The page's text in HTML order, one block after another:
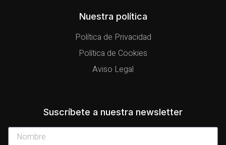
Nuestra política
Política de Privacidad
Política de Cookies
Aviso Legal
Suscríbete a nuestra newsletter